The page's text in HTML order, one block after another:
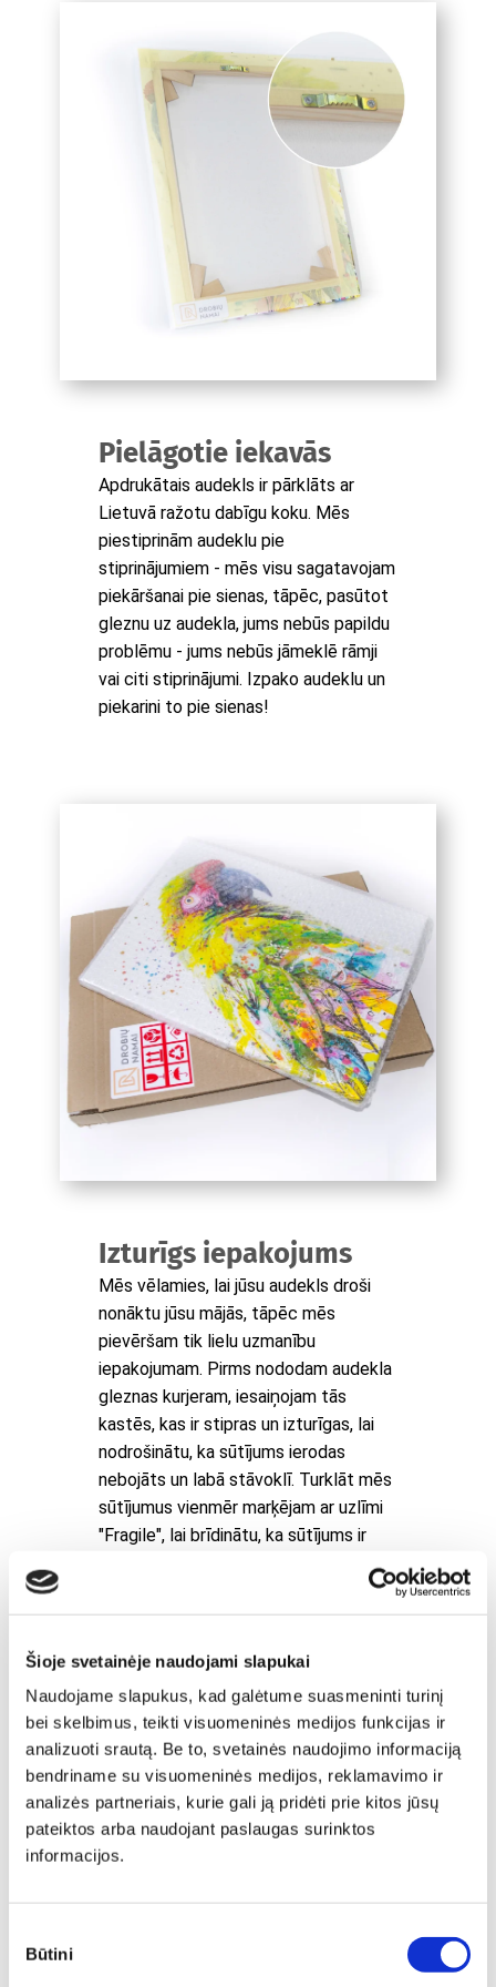
Šioje svetainėje naudojami slapukai
Naudojame slapukus, kad galėtume suasmeninti turinį
bei skelbimus, teikti visuomeninės medijos funkcijas ir
analizuoti srautą. Be to, svetainės naudojimo informaciją
bendriname su visuomeninės medijos, reklamavimo ir
analizės partneriais, kurie gali ją pridėti prie kitos jūsų
pateiktos arba naudojant paslaugas surinktos
informacijos.
pasirinkimas
Būtini
Pielāgotie iekavās
Apdrukātais audekls ir pārklāts ar
Lietuvā ražotu dabīgu koku. Mēs
piestiprinām audeklu pie
stiprinājumiem - mēs visu sagatavojam
piekāršanai pie sienas, tāpēc, pasūtot
gleznu uz audekla, jums nebūs papildu
problēmu - jums nebūs jāmeklē rāmji
vai citi stiprinājumi. Izpako audeklu un
piekarini to pie sienas!
Izturīgs iepakojums
Mēs vēlamies, lai jūsu audekls droši
nonāktu jūsu mājās, tāpēc mēs
pievēršam tik lielu uzmanību
iepakojumam. Pirms nododam audekla
gleznas kurjeram, iesaiņojam tās
kastēs, kas ir stipras un izturīgas, lai
nodrošinātu, ka sūtījums ierodas
nebojāts un labā stāvoklī. Turklāt mēs
sūtījumus vienmēr marķējam ar uzlīmi
"Fragile", lai brīdinātu, ka sūtījums ir
trausls, un nodrošinātu lielāku drošību.